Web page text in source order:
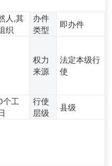
人,其
织
办件
类型
即办件
权力
来源
法定本级行
使
个工
行使
层级
县级